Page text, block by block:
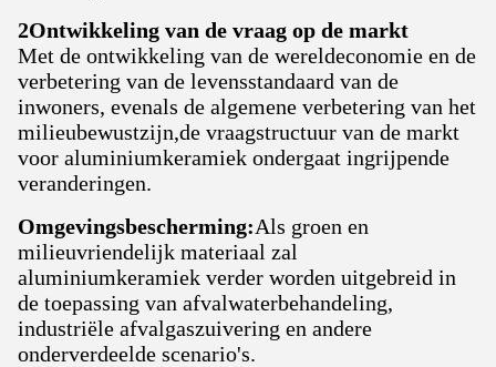
2Ontwikkeling van de vraag op de markt
Met de ontwikkeling van de wereldeconomie en de
verbetering van de levensstandaard van de
inwoners, evenals de algemene verbetering van het
milieubewustzijn,de vraagstructuur van de markt
voor aluminiumkeramiek ondergaat ingrijpende
veranderingen.
Omgevingsbescherming:Als groen en
milieuvriendelijk materiaal zal
aluminiumkeramiek verder worden uitgebreid in
de toepassing van afvalwaterbehandeling,
industriële afvalgaszuivering en andere
onderverdeelde scenario's.